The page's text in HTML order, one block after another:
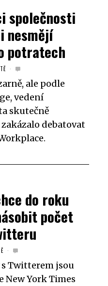
společnosti
nesmějí
potratech
ale podle
vedení
skutečně
debatovat
do roku
počet
Twitterem jsou
New York Times